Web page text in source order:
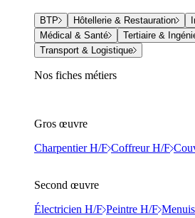
BTP Hôtellerie & Restauration
Médical & Santé
Tertiaire &
Transport & Logistique
Nos fiches métiers
Gros œuvre
Charpentier H/F Coffreur H/F
Second œuvre
Électricien H/F Peintre H/F